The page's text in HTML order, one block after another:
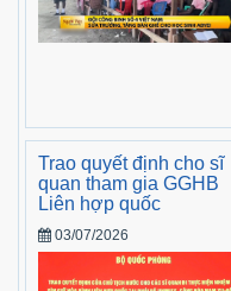
Trao quyết định cho sĩ
quan tham gia GGHB
Liên hợp quốc
03/07/2026